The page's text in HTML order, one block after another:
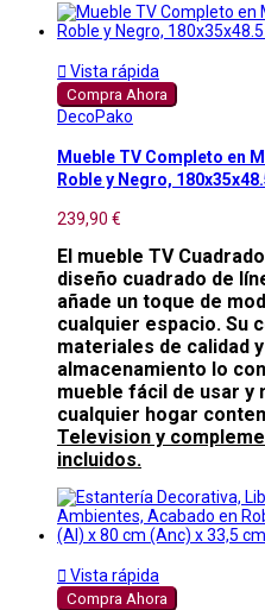
 Vista rápida
Compra Ahora
DecoPako
Mueble TV Completo en
Roble y Negro,
239,90 €
El mueble TV
diseño cuadrado de
añade un toque de
cualquier espacio. Su
materiales de calidad
almacenamiento lo
mueble fácil de usar y
cualquier hogar
Television y
incluidos.
 Vista rápida
Compra Ahora